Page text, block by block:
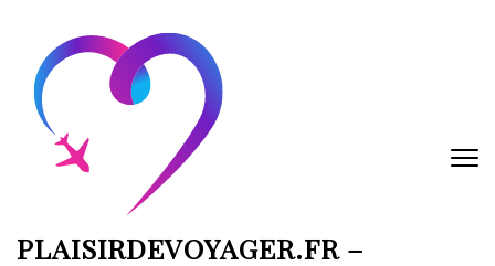
contenu
(Pressez
Entrée)
PLAISIRDEVOYAGER.FR –